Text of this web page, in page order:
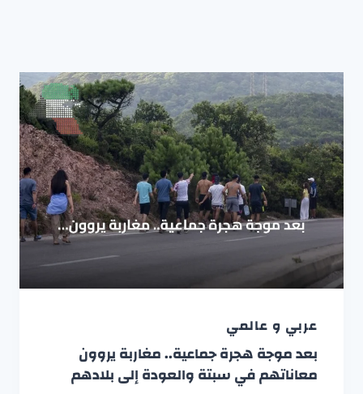
عربي و عالمي
بعد موجة هجرة جماعية.. مغاربة يروون
معاناتهم في سبتة والعودة إلى بلادهم